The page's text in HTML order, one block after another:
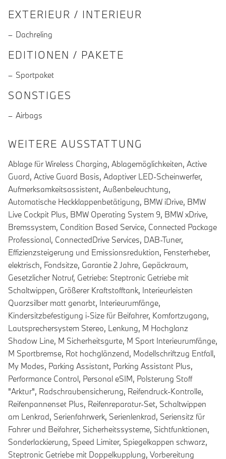
EXTERIEUR / INTERIEUR
Dachreling
EDITIONEN / PAKETE
Sportpaket
SONSTIGES
Airbags
WEITERE AUSSTATTUNG
Ablage für Wireless Charging, Ablagemöglichkeiten, Active
Guard, Active Guard Basis, Adaptiver LED-Scheinwerfer,
Aufmerksamkeitsassistent, Außenbeleuchtung,
Automatische Heckklappenbetätigung, BMW iDrive, BMW
Live Cockpit Plus, BMW Operating System 9, BMW xDrive,
Bremssystem, Condition Based Service, Connected Package
Professional, ConnectedDrive Services, DAB-Tuner,
Effizienzsteigerung und Emissionsreduktion, Fensterheber,
elektrisch, Fondsitze, Garantie 2 Jahre, Gepäckraum,
Gesetzlicher Notruf, Getriebe: Steptronic Getriebe mit
Schaltwippen, Größerer Kraftstofftank, Interieurleisten
Quarzsilber matt genarbt, Interieurumfänge,
Kindersitzbefestigung i-Size für Beifahrer, Komfortzugang,
Lautsprechersystem Stereo, Lenkung, M Hochglanz
Shadow Line, M Sicherheitsgurte, M Sport Interieurumfänge,
M Sportbremse, Rot hochglänzend, Modellschriftzug Entfall,
My Modes, Parking Assistant, Parking Assistant Plus,
Performance Control, Personal eSIM, Polsterung Stoff
"Arktur", Radschraubensicherung, Reifendruck-Kontrolle,
Reifenpannenset Plus, Reifenreparatur-Set, Schaltwippen
am Lenkrad, Serienfahrwerk, Serienlenkrad, Seriensitz für
Fahrer und Beifahrer, Sicherheitssysteme, Sichtfunktionen,
Sonderlackierung, Speed Limiter, Spiegelkappen schwarz,
Steptronic Getriebe mit Doppelkupplung, Vorbereitung